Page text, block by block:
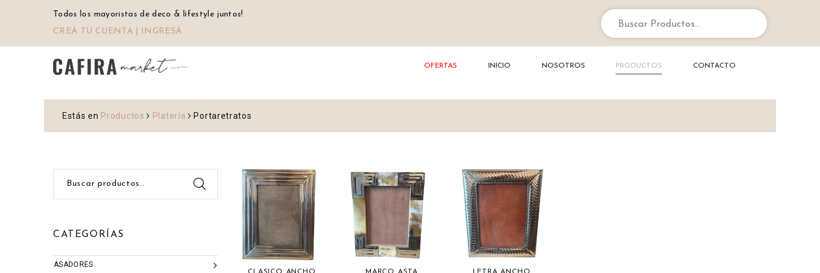
Todos los mayoristas de deco & lifestyle juntos!
CREÁ TU CUENTA | INGRESÁ
Buscar Productos...
OFERTAS INICIO NOSOTROS PRODUCTOS CONTACTO
Estás en Productos Platería Portaretratos
Buscar productos..
CATEGORÍAS
ASADORES